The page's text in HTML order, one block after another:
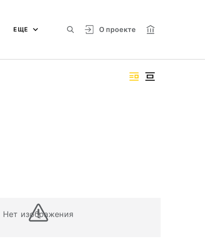
О проекте
ЕЩЕ
Нет изображения